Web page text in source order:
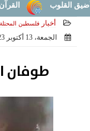
القرآن ومنهج
أخبار فلسطين المحتلة
الجمعة، 13 أكتوبر 2023
طوفان